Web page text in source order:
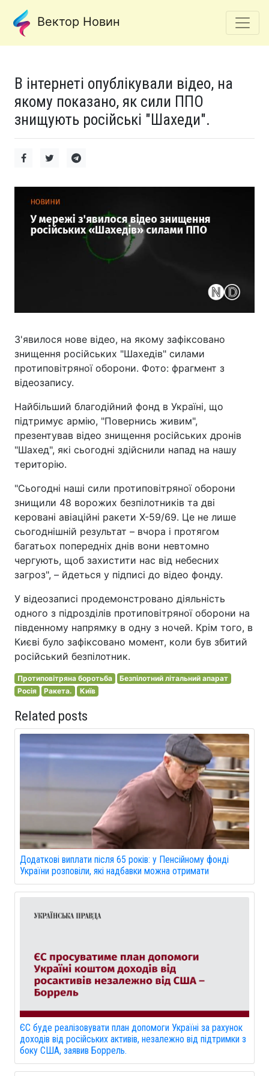
Вектор Новин
В інтернеті опублікували відео, на
якому показано, як сили ППО
знищують російські "Шахеди".
З'явилося нове відео, на якому зафіксовано
знищення російських "Шахедів" силами
протиповітряної оборони. Фото: фрагмент з
відеозапису.
Найбільший благодійний фонд в Україні, що
підтримує армію, "Повернись живим",
презентував відео знищення російських дронів
"Шахед", які сьогодні здійснили напад на нашу
територію.
"Сьогодні наші сили протиповітряної оборони
знищили 48 ворожих безпілотників та дві
керовані авіаційні ракети Х-59/69. Це не лише
сьогоднішній результат – вчора і протягом
багатьох попередніх днів вони невтомно
чергують, щоб захистити нас від небесних
загроз", – йдеться у підписі до відео фонду.
У відеозаписі продемонстровано діяльність
одного з підрозділів протиповітряної оборони на
південному напрямку в одну з ночей. Крім того, в
Києві було зафіксовано момент, коли був збитий
російський безпілотник.
Протиповітряна боротьба
Безпілотний літальний апарат
Росія
Ракета. Київ
Related posts
Додаткові виплати після 65 років: у Пенсійному фонді
України розповіли, які надбавки можна отримати
ЄС буде реалізовувати план допомоги Україні за рахунок
доходів від російських активів, незалежно від підтримки з
боку США, заявив Боррель.